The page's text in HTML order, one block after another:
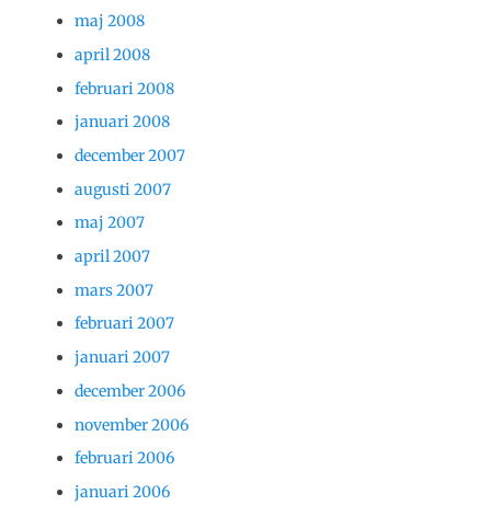
maj 2008
april 2008
februari 2008
januari 2008
december 2007
augusti 2007
maj 2007
april 2007
mars 2007
februari 2007
januari 2007
december 2006
november 2006
februari 2006
januari 2006